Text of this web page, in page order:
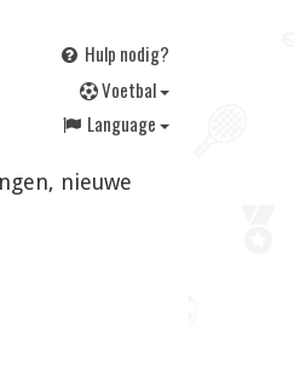
Hulp nodig?
Voetbal
Language
nieuwe